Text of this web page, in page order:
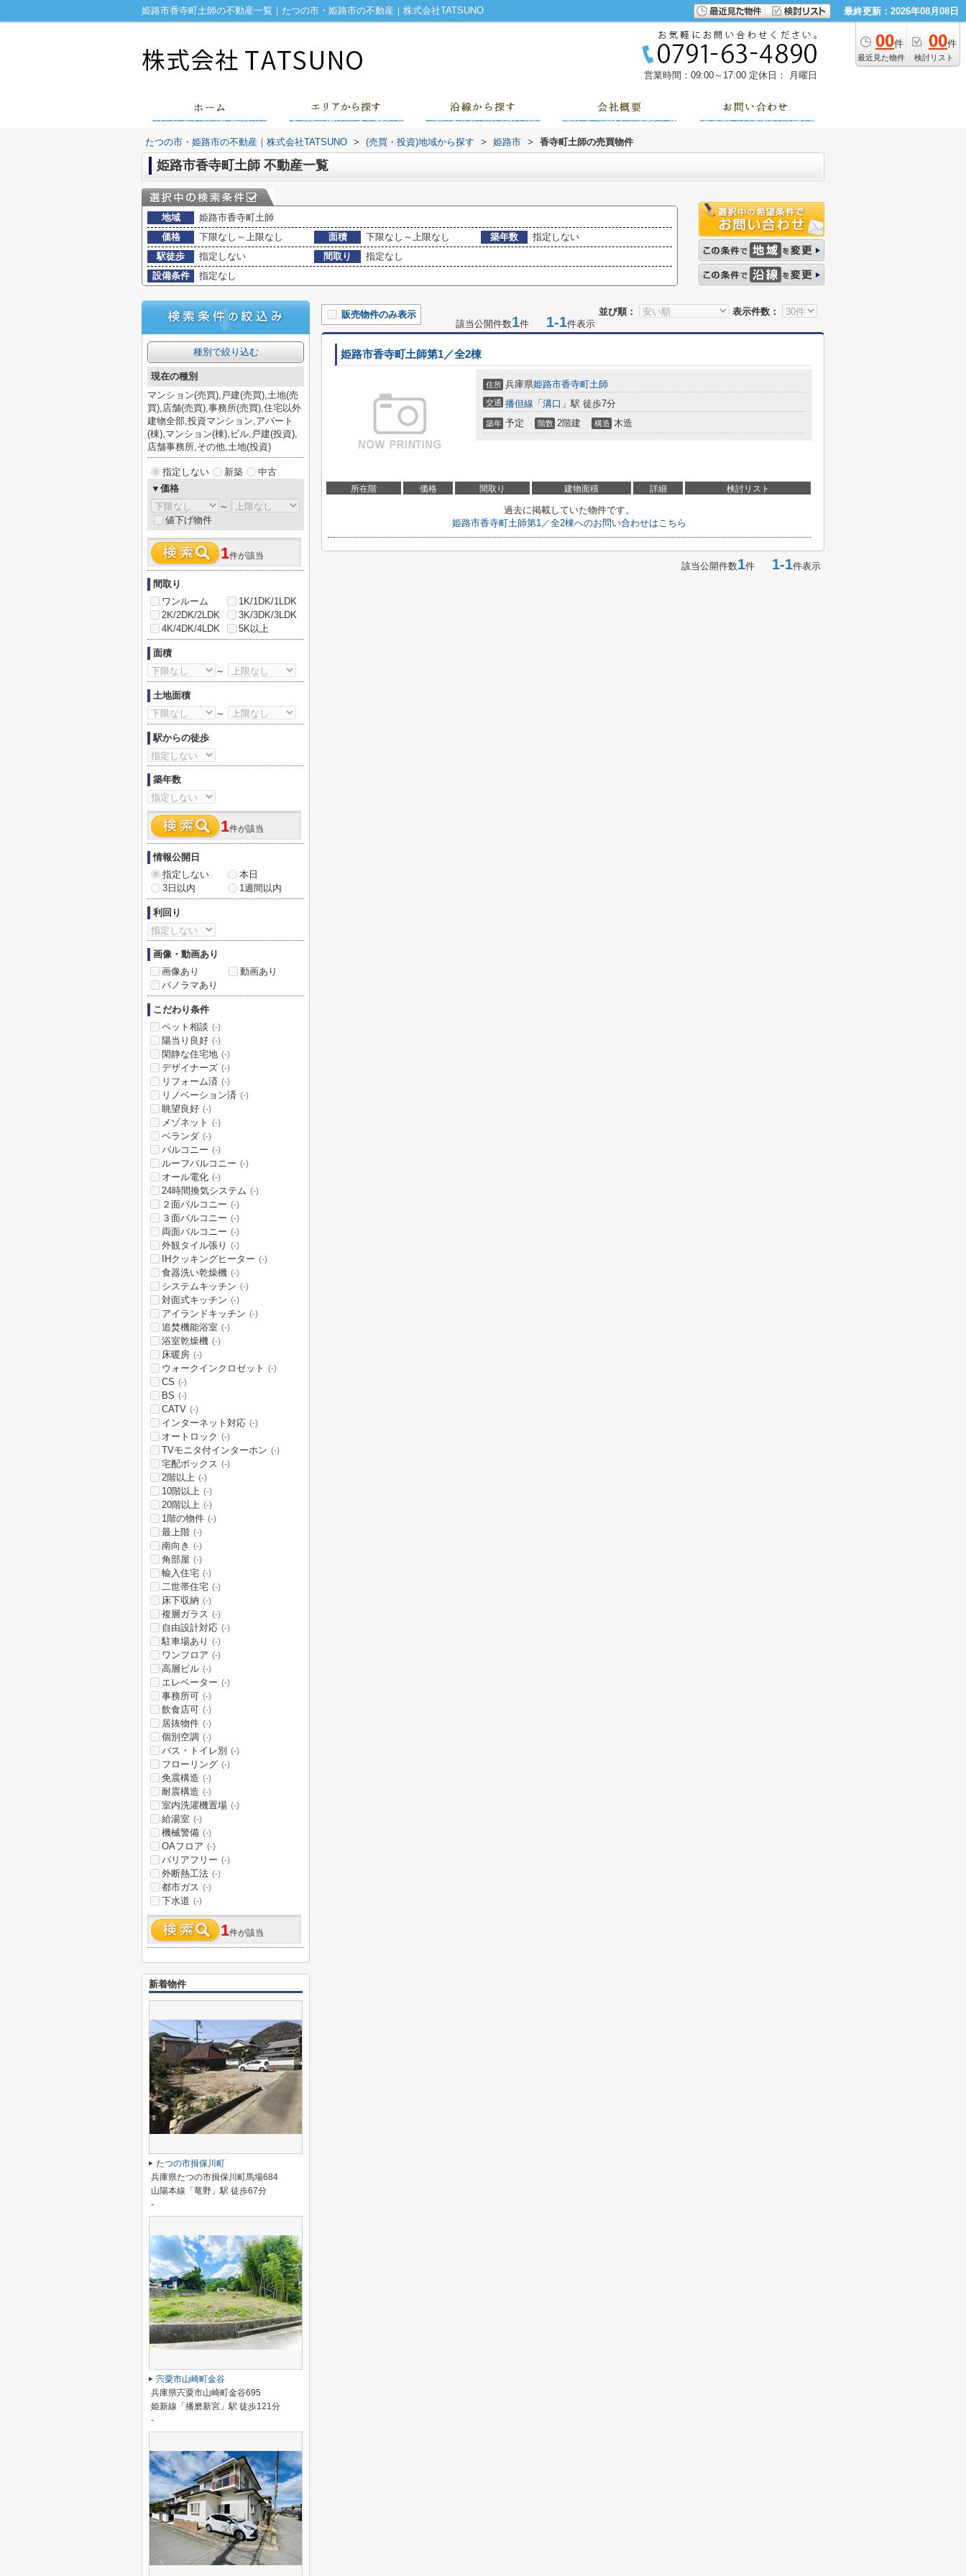
姫路市香寺町土師の不動産一覧｜たつの市・姫路市の不動産｜株式会社TATSUNO 最終更新：2026年08月08日
00件
最近見た物件
00件
検討リスト
営業時間：09:00～17:00 定休日： 月曜日
たつの市・姫路市の不動産｜株式会社TATSUNO > (売買・投資)地域から探す > 姫路市 > 香寺町土師の売買物件
姫路市香寺町土師 不動産一覧
地域
姫路市香寺町土師
価格
下限なし～上限なし 面積 下限なし～上限なし 築年数
指定しない
駅徒歩
指定しない 間取り
指定なし
設備条件
指定なし
並び順： 表示件数：
販売物件のみ表示
該当公開件数1件 1-1件表示
姫路市香寺町土師第1／全2棟
住所 兵庫県姫路市香寺町土師
交通 播但線 「 溝口 」駅 徒歩7分
築年 予定 階数 2階建 構造 木造
所在階 価格 間取り 建物面積 詳細 検討リスト
過去に掲載していた物件です。
姫路市香寺町土師第1／全2棟へのお問い合わせはこちら
該当公開件数1件 1-1件表示
種別で絞り込む
現在の種別
マンション(売買),戸建(売買),土地(売
買),店舗(売買),事務所(売買),住宅以外
建物全部,投資マンション,アパート
(棟),マンション(棟),ビル,戸建(投資),
店舗事務所,その他,土地(投資)
指定しない 新築
中古
▼価格
～
値下げ物件
1件が該当
間取り
ワンルーム
1K/1DK/1LDK
2K/2DK/2LDK
3K/3DK/3LDK
4K/4DK/4LDK
5K以上
面積
～
土地面積
～
駅からの徒歩
築年数
1件が該当
情報公開日
指定しない
本日
3日以内
1週間以内
利回り
画像・動画あり
画像あり
動画あり
パノラマあり
こだわり条件
ペット相談 (-)
陽当り良好 (-)
閑静な住宅地 (-)
デザイナーズ (-)
リフォーム済 (-)
リノベーション済 (-)
眺望良好 (-)
メゾネット (-)
ベランダ (-)
バルコニー (-)
ルーフバルコニー (-)
オール電化 (-)
24時間換気システム (-)
２面バルコニー (-)
３面バルコニー (-)
両面バルコニー (-)
外観タイル張り (-)
IHクッキングヒーター (-)
食器洗い乾燥機 (-)
システムキッチン (-)
対面式キッチン (-)
アイランドキッチン (-)
追焚機能浴室 (-)
浴室乾燥機 (-)
床暖房 (-)
ウォークインクロゼット (-)
CS (-)
BS (-)
CATV (-)
インターネット対応 (-)
オートロック (-)
TVモニタ付インターホン (-)
宅配ボックス (-)
2階以上 (-)
10階以上 (-)
20階以上 (-)
1階の物件 (-)
最上階 (-)
南向き (-)
角部屋 (-)
輸入住宅 (-)
二世帯住宅 (-)
床下収納 (-)
複層ガラス (-)
自由設計対応 (-)
駐車場あり (-)
ワンフロア (-)
高層ビル (-)
エレベーター (-)
事務所可 (-)
飲食店可 (-)
居抜物件 (-)
個別空調 (-)
バス・トイレ別 (-)
フローリング (-)
免震構造 (-)
耐震構造 (-)
室内洗濯機置場 (-)
給湯室 (-)
機械警備 (-)
OAフロア (-)
バリアフリー (-)
外断熱工法 (-)
都市ガス (-)
下水道 (-)
1件が該当
新着物件
たつの市揖保川町
兵庫県たつの市揖保川町馬場684
山陽本線「竜野」駅 徒歩67分
-
宍粟市山崎町金谷
兵庫県宍粟市山崎町金谷695
姫新線「播磨新宮」駅 徒歩121分
-